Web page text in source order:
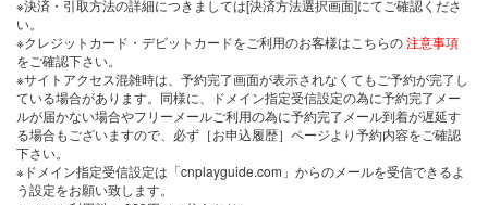
※決済・引取方法の詳細につきましては[決済方法選択画面]にてご確認くださ
い。
※クレジットカード・デビットカードをご利用のお客様はこちらの注意事項
をご確認下さい。
※サイトアクセス混雑時は、予約完了画面が表示されなくてもご予約が完了し
ている場合があります。同様に、ドメイン指定受信設定の為に予約完了メー
ルが届かない場合やフリーメールご利用の為に予約完了メール到着が遅延す
る場合もございますので、必ず［お申込履歴］ページより予約内容をご確認
下さい。
※ドメイン指定受信設定は「cnplayguide.com」からのメールを受信できるよ
う設定をお願い致します。